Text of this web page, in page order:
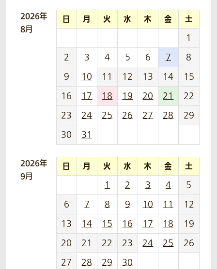
2026年
8月
日 月 火 水 木 金 土
1
2
3 4 5 6 7
8
9
10 11 12 13 14
15
16
17 18 19 20 21
22
23
24 25 26 27 28
29
30
31
2026年
9月
日 月 火 水 木 金 土
1 2 3 4
5
6
7 8 9 10 11
12
13
14 15 16 17 18
19
20
21 22 23 24 25
26
27
28 29 30